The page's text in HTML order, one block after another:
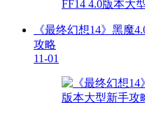
《最终幻想14》黑魔
攻略
11-01